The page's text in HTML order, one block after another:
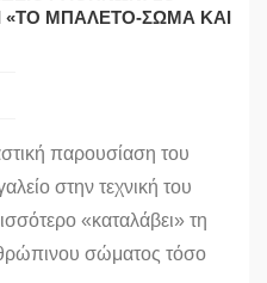
«ΤΟ ΜΠΑΛΕΤΟ-ΣΩΜΑ ΚΑΙ
παρουσίαση του
στην τεχνική του
«καταλάβει» τη
σώματος τόσο